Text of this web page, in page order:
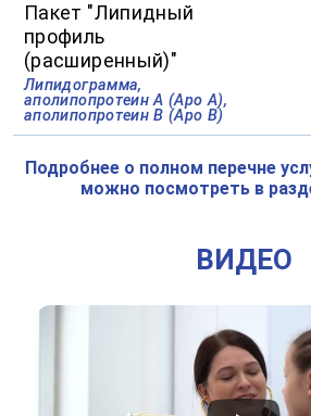
Пакет "Липидный
профиль
(расширенный)"
Липидограмма,
аполипопротеин А (Apo А),
аполипопротеин В (Apo B)
Подробнее о полном перечне
можно посмотреть в
ВИДЕО